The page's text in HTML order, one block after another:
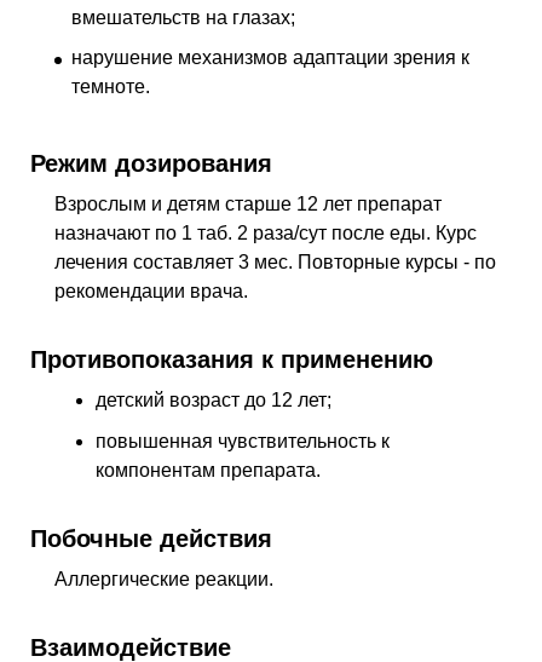
вмешательств на глазах;
нарушение механизмов адаптации зрения к
темноте.
Режим дозирования
Взрослым и детям старше 12 лет препарат
назначают по 1 таб. 2 раза/сут после еды. Курс
лечения составляет 3 мес. Повторные курсы - по
рекомендации врача.
Противопоказания к применению
детский возраст до 12 лет;
повышенная чувствительность к
компонентам препарата.
Побочные действия
Аллергические реакции.
Взаимодействие